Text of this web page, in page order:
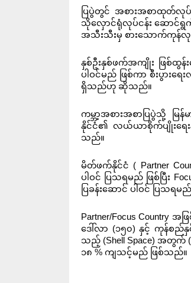
ပြပွဲတွင် အစားအစာထုတ်လုပ်
သိုလှောင်ရုံလုပ်ငန်း ဆောင်ရွက်
အသီးသီးမှ စားသောက်ကုန်လုပ်
နှစ်ဦးနှစ်ဖက်အကျိုး ဖြစ်ထွန်
ပါဝင်မည် ဖြစ်ကာ စီးပွားရ
ရှိသည်ဟု ဆိုသည်။
ကမ္ဘာ့အစားအစာပြပွဲသို့ မြ
နိုင်ငံ၏ လယ်ယာစိုက်ပျိုးရေ
သည်။
မိတ်ဖက်နိုင်ငံ ( Partner
ပါဝင် ပြသရမည် ဖြစ်ပြီး
ပြခန်းဆောင် ပါဝင် ပြသရ
Partner/Focus Country
ဒေါ်လာ (၁၅၀) နှင့် ကုန်စည်နှ
သည့် (Shell Space) အတွက်
၁၈ % ကျသင့်မည် ဖြစ်သည်။